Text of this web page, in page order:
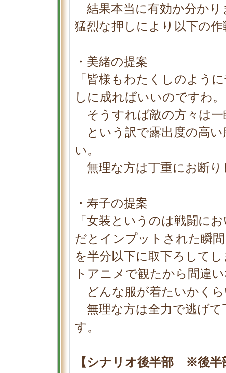
結果本当に有効か分かり
猛烈な押しにより以下の
・美緒の提案
「皆様もわたくしのよう
しに成ればいいのですわ。
そうすれば敵の方々は一
という訳で露出度の高い
い。
無理な方は丁重にお断り
・寿子の提案
「女装というのは戦闘に
だとインプットされた瞬
を半分以下に取下ろして
トアニメで観たから間違
どんな服が着たいかく
無理な方は全力で逃げ
す。
【シナリオ後半部 ※後半